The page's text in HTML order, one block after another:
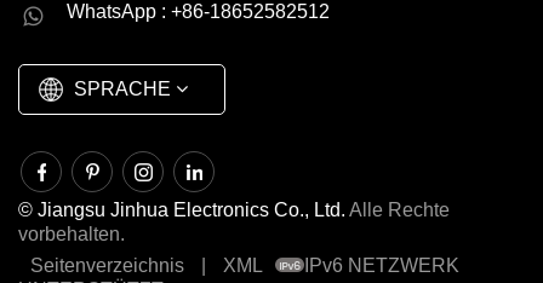
WhatsApp : +86-18652582512
SPRACHE
العربية
© Jiangsu Jinhua Electronics Co., Ltd. Alle Rechte
vorbehalten.
Seitenverzeichnis
XML
IPv6 NETZWERK